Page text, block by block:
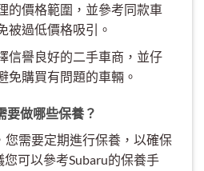
的價格範圍，並參考同款車
被過低價格吸引。
信譽良好的二手車商，並仔
免購買有問題的車輛。
要做哪些保養？
您需要定期進行保養，以確保
可以參考Subaru的保養手